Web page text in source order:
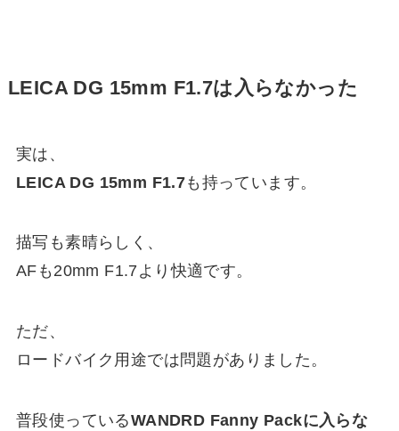
LEICA DG 15mm F1.7は入らなかった
実は、
LEICA DG 15mm F1.7も持っています。
描写も素晴らしく、
AFも20mm F1.7より快適です。
ただ、
ロードバイク用途では問題がありました。
普段使っているWANDRD Fanny Packに入らな